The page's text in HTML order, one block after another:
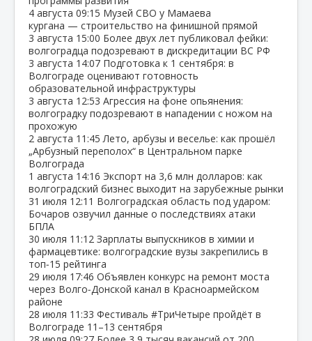
4 августа 09:15 Музей СВО у Мамаева
кургана — строительство на финишной прямой
3 августа 15:00 Более двух лет публиковал фейки:
волгоградца подозревают в дискредитации ВС РФ
3 августа 14:07 Подготовка к 1 сентября: в
Волгограде оценивают готовность
образовательной инфраструктуры
3 августа 12:53 Агрессия на фоне опьянения:
волгоградку подозревают в нападении с ножом на
прохожую
2 августа 11:45 Лето, арбузы и веселье: как прошёл
„Арбузный переполох“ в Центральном парке
Волгограда
1 августа 14:16 Экспорт на 3,6 млн долларов: как
волгоградский бизнес выходит на зарубежные рынки
31 июля 12:11 Волгоградская область под ударом:
Бочаров озвучил данные о последствиях атаки
БПЛА
30 июля 11:12 Зарплаты выпускников в химии и
фармацевтике: волгоградские вузы закрепились в
топ‑15 рейтинга
29 июля 17:46 Объявлен конкурс на ремонт моста
через Волго‑Донской канал в Красноармейском
районе
28 июля 11:33 Фестиваль #ТриЧетыре пройдёт в
Волгограде 11–13 сентября